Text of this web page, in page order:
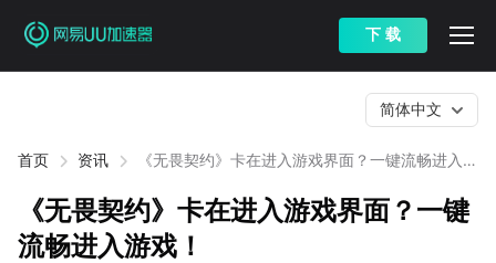
下 载
首页 资讯
《无畏契约》卡在进入游戏界面？一键流畅进入游
简体中文
《无畏契约》卡在进入游戏界面？一键
流畅进入游戏！